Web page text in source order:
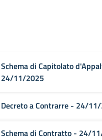
Schema di Capitolato
24/11/2025
Decreto a Contrarre - 24/
Schema di Contratto - 24/